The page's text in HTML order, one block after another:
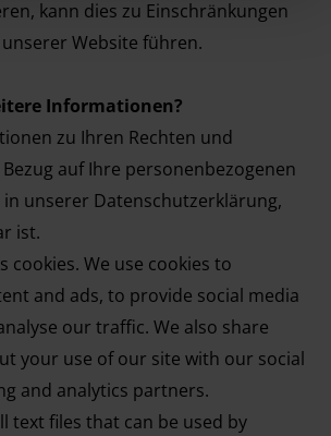
kann dies zu Einschränkungen
Website führen.
Informationen?
zu Ihren Rechten und
auf Ihre personenbezogenen
in unserer Datenschutzerklärung,
ist.
cookies. We use cookies to
and ads, to provide social media
our traffic. We also share
your use of our site with our social
and analytics partners.
text files that can be used by